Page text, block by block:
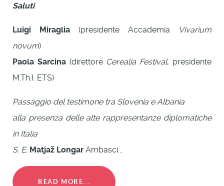
Saluti
Luigi Miraglia (presidente Accademia
Vivarium
novum)
Paola Sarcina(direttore Cerealia Festival, presidente
M.Th.I. ETS)
Passaggio del testimone tra Slovenia e Albania
alla presenza delle alte rappresentanze diplomatiche
in Italia
S. E. Matjaž Longar Ambasci...
READ MORE...